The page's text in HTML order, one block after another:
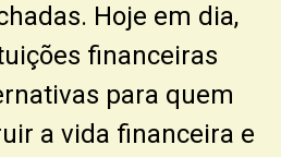
Hoje em dia,
financeiras
para quem
a vida financeira e